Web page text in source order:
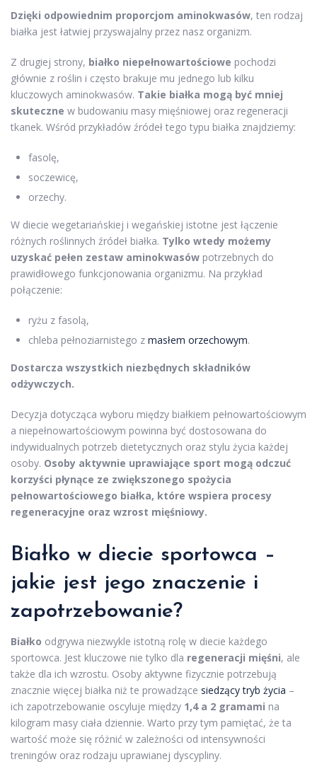
Dzięki odpowiednim proporcjom aminokwasów, ten rodzaj
białka jest łatwiej przyswajalny przez nasz organizm.
Z drugiej strony, białko niepełnowartościowe pochodzi
głównie z roślin i często brakuje mu jednego lub kilku
kluczowych aminokwasów. Takie białka mogą być mniej
skuteczne w budowaniu masy mięśniowej oraz regeneracji
tkanek. Wśród przykładów źródeł tego typu białka znajdziemy:
fasolę,
soczewicę,
orzechy.
W diecie wegetariańskiej i wegańskiej istotne jest łączenie
różnych roślinnych źródeł białka. Tylko wtedy możemy
uzyskać pełen zestaw aminokwasów potrzebnych do
prawidłowego funkcjonowania organizmu. Na przykład
połączenie:
ryżu z fasolą,
chleba pełnoziarnistego z masłem orzechowym.
Dostarcza wszystkich niezbędnych składników
odżywczych.
Decyzja dotycząca wyboru między białkiem pełnowartościowym
a niepełnowartościowym powinna być dostosowana do
indywidualnych potrzeb dietetycznych oraz stylu życia każdej
osoby. Osoby aktywnie uprawiające sport mogą odczuć
korzyści płynące ze zwiększonego spożycia
pełnowartościowego białka, które wspiera procesy
regeneracyjne oraz wzrost mięśniowy.
Białko w diecie sportowca –
jakie jest jego znaczenie i
zapotrzebowanie?
Białko odgrywa niezwykle istotną rolę w diecie każdego
sportowca. Jest kluczowe nie tylko dla regeneracji mięśni, ale
także dla ich wzrostu. Osoby aktywne fizycznie potrzebują
znacznie więcej białka niż te prowadzące siedzący tryb życia –
ich zapotrzebowanie oscyluje między 1,4 a 2 gramami na
kilogram masy ciała dziennie. Warto przy tym pamiętać, że ta
wartość może się różnić w zależności od intensywności
treningów oraz rodzaju uprawianej dyscypliny.